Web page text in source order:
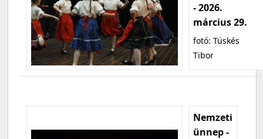
- 2026.
március 29.
fotó: Tüskés
Tibor
Nemzeti
ünnep -